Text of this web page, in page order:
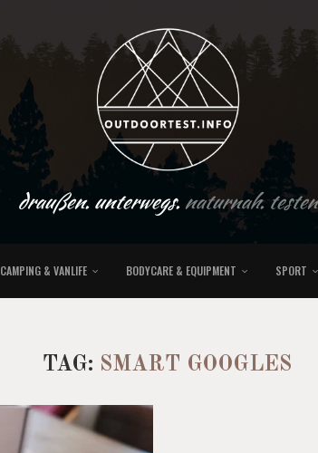
draußen. unterwegs.naturnah. testen
CAMPING & VANLIFE BODYCARE & EQUIPMENT SPORT
TAG: SMART GOOGLES